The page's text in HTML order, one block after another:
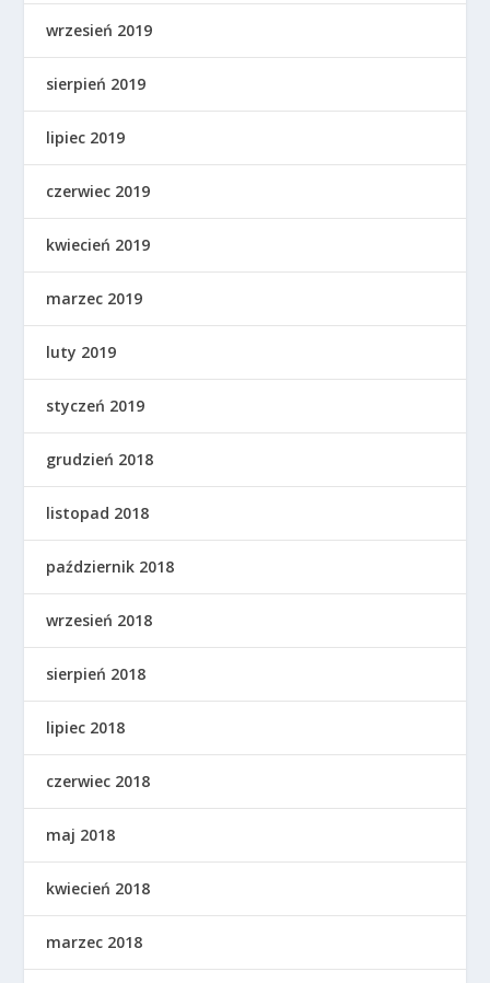
wrzesień 2019
sierpień 2019
lipiec 2019
czerwiec 2019
kwiecień 2019
marzec 2019
luty 2019
styczeń 2019
grudzień 2018
listopad 2018
październik 2018
wrzesień 2018
sierpień 2018
lipiec 2018
czerwiec 2018
maj 2018
kwiecień 2018
marzec 2018